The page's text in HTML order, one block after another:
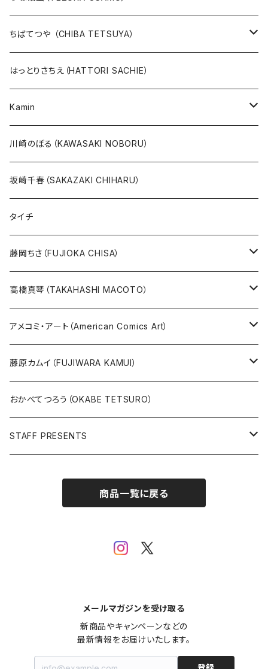
版画
10万未満
20万未満
本、カレンダー
イバラード新作版画2026
版画
鉄腕アトム
ジャングル大帝
その他
人気作品TOP10
ちばてつや （CHIBA TETSUYA）
版画
あしたのジョー
その他
人気作品TOP5
はっとりさちえ（HATTORI SACHIE）
Kamin
版画
川崎のぼる（KAWASAKI NOBORU）
坂崎千春（SAKAZAKI CHIHARU）
タイチ
藤岡ちさ（FUJIOKA CHISA）
版画
原画
高橋真琴（TAKAHASHI MACOTO）
版画
直筆サイン入り
版上サイン【新作】
グッズ
アメコミ・アート（American Comics Art）
ガブリエーレ・デッロット版画
SPIDER MAN
BATMAN
人気作品TOP5
藤原カムイ（FUJIWARA KAMUI）
複製原画
おかべてつろう（OKABE TETSURO）
STAFF PRESENTS
商品一覧に戻る
メールマガジンを受け取る
新商品やキャンペーンなどの
最新情報をお届けいたします。